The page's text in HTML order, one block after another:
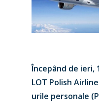
Începând de ieri,
LOT Polish
urile personale